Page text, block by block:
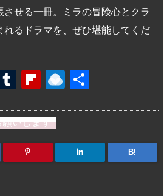
せる一冊。ミラの冒険心とクラ
れるドラマを、ぜひ堪能してくだ
T
m
bl
r
Fl
b
o
ar
R
n
dr
o
いします
B!